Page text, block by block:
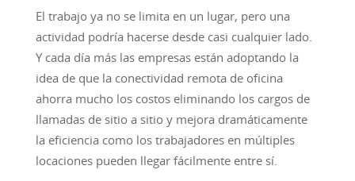
El trabajo ya no se limita en un lugar, pero una
actividad podría hacerse desde casi cualquier lado.
Y cada día más las empresas están adoptando la
idea de que la conectividad remota de oficina
ahorra mucho los costos eliminando los cargos de
llamadas de sitio a sitio y mejora dramáticamente
la eficiencia como los trabajadores en múltiples
locaciones pueden llegar fácilmente entre sí.